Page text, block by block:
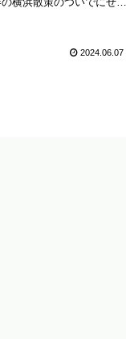
2024.06.07